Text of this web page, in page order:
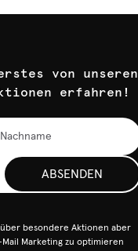
von unseren
erfahren!
ABSENDEN
besondere Aktionen aber
Marketing zu optimieren